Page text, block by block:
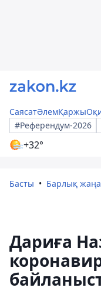
СаясатӘлемҚаржы
#Референдум-2026
+32°
Басты Барлық
Дариға